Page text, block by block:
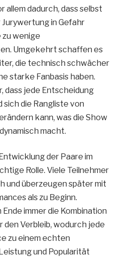
allem dadurch, dass selbst
in Gefahr
zu wenige
Umgekehrt schaffen es
die technisch schwächer
starke Fanbasis haben.
dass jede Entscheidung
die Rangliste von
kann, was die Show
macht.
der Paare im
Rolle. Viele Teilnehmer
und überzeugen später mit
als zu Beginn.
immer die Kombination
den Verbleib, wodurch jede
zu einem echten
und Popularität